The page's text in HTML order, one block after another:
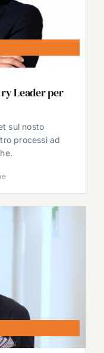
Leader per
sul nosto
processi ad